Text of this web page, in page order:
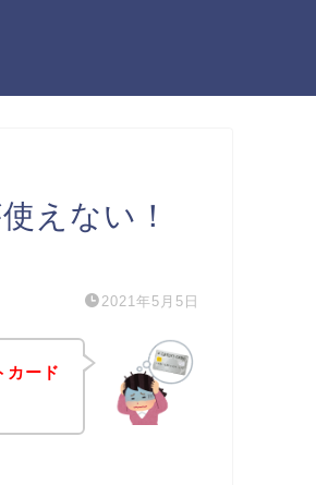
えない！
2021年5月5日
カード